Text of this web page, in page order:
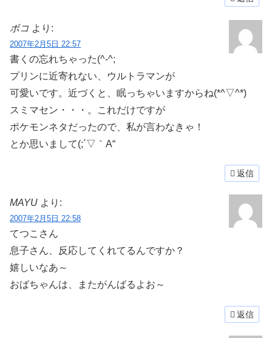
ボコ より:
2007年2月5日 22:57
書くの忘れちゃった(^-^;
プリンに近寄れない、ウルトラマンが
可愛いです。近づくと、眠っちゃいますからね(*^▽^*)
スミマセン・・・。これだけですが
ポケモンネタだったので、私が言わなきゃ！
とか思いまして(;´▽｀A“
返信
MAYU より:
2007年2月5日 22:58
てつこさん
息子さん、反応してくれてるんですか？
嬉しいなあ～
おばちゃんは、またがんばるよお～
返信